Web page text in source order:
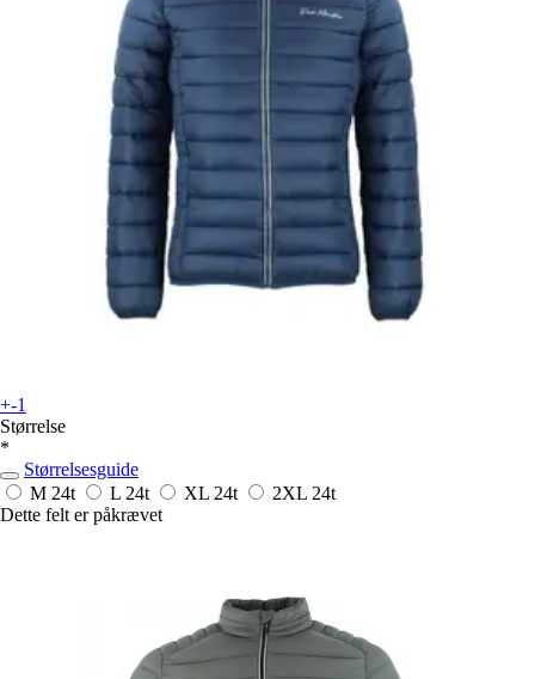
+-1
Størrelse
*
Størrelsesguide
M 24t L 24t XL 24t 2XL 24t
Dette felt er påkrævet